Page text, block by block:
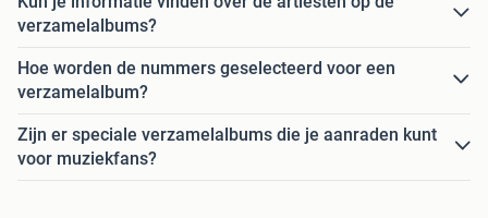
verzamelalbums?
Hoe worden de nummers geselecteerd voor een
verzamelalbum?
Zijn er speciale verzamelalbums die je aanraden kunt
voor muziekfans?